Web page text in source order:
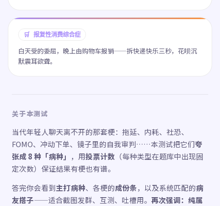
🛒 报复性消费综合症
白天受的委屈，晚上由购物车报销——拆快递快乐三秒，花呗沉
默震耳欲聋。
关于本测试
当代年轻人聊天离不开的那套梗：拖延、内耗、社恐、
FOMO、冲动下单、镜子里的自我审判……本测试把它们夸
张成 8 种「病种」 ，用投票计数 （每种类型在题库中出现固
定次数）保证结果有梗也有谱。
答完你会看到主打病种、各梗的成份条，以及系统匹配的病
友搭子——适合截图发群、互测、吐槽用。 再次强调：纯属